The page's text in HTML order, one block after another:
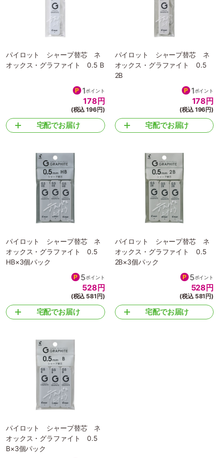
パイロット シャープ替芯 ネ
オックス・グラファイト 0.5 B
1ポイント
178 円
(税込 196円)
宅配でお届け
パイロット シャープ替芯 ネ
オックス・グラファイト 0.5
2B
1ポイント
178 円
(税込 196円)
宅配でお届け
パイロット シャープ替芯 ネ
オックス・グラファイト 0.5
HB×3個パック
5ポイント
528 円
(税込 581円)
宅配でお届け
パイロット シャープ替芯 ネ
オックス・グラファイト 0.5
2B×3個パック
5ポイント
528 円
(税込 581円)
宅配でお届け
パイロット シャープ替芯 ネ
オックス・グラファイト 0.5
B×3個パック